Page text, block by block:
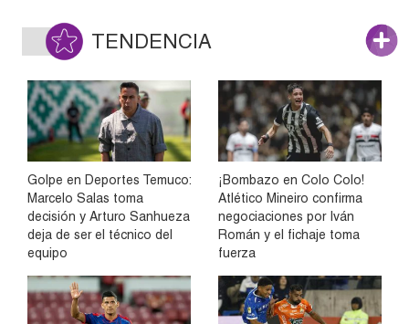
TENDENCIA
Golpe en Deportes Temuco:
Marcelo Salas toma
decisión y Arturo Sanhueza
deja de ser el técnico del
equipo
¡Bombazo en Colo Colo!
Atlético Mineiro confirma
negociaciones por Iván
Román y el fichaje toma
fuerza